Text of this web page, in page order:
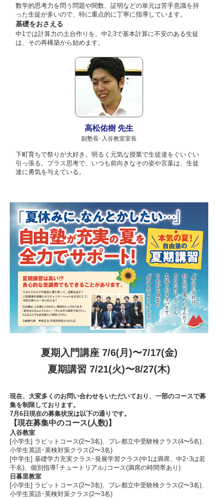
数学的思考力を問う問題や関数、証明などの単元は苦手意識を持
った生徒が多いので、特に重点的に丁寧に指導しています。
基礎をおさえる
中1では計算力の土台作りを、中2,3で基本計算に不安のある生徒
は、その再構築から始めます。
高松佑樹 先生
副塾長･入谷教室室長
下町育ちで祭りが大好き。明るく元気な授業で生徒達をぐいぐい
引っ張る。プラス思考で、いつも前向きなその姿や言葉は、生徒
達に勇気を与えている。
夏期入門講座 7/6(月)〜7/17(金)
夏期講習 7/21(火)〜8/27(木)
現在、大変多くのお問い合わせをいただいており、一部のコースで募
集を制限しております。
7月6日現在の募集状況は以下の通りです。
【現在募集中のコース(人数)】
入谷教室
[小学生] ラビットコース(2〜3名)、プレ都立中受験検クラス(4〜5名)、
小学生英語･英検対策クラス(2〜3名)
[中学生] 基礎学力充実クラス･発展学習クラス(中1は満席、中2･3は若
干名)、個別指導｢チュートリアル｣コース(満席の時間帯あり)
日暮里教室
[小学生] ラビットコース(2〜3名)、プレ都立中受験検クラス(2〜3名)、
小学生英語･英検対策クラス(2〜3名)